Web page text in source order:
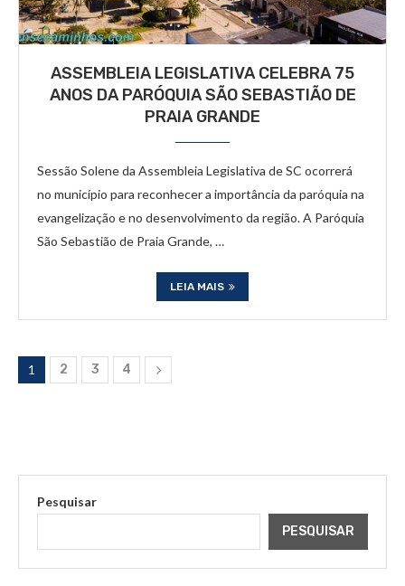
ASSEMBLEIA LEGISLATIVA CELEBRA 75
ANOS DA PARÓQUIA SÃO SEBASTIÃO DE
PRAIA GRANDE
Sessão Solene da Assembleia Legislativa de SC ocorrerá
no município para reconhecer a importância da paróquia na
evangelização e no desenvolvimento da região. A Paróquia
São Sebastião de Praia Grande, …
LEIA MAIS
1 2 3 4
Pesquisar
PESQUISAR